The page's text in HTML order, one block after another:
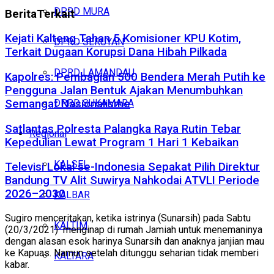
DPRD MURA
DPRD SERUYAN
DPRD LAMANDAU
DPRD SUKAMARA
Regional
KALSEL
KALBAR
KALTIM
KALTARA
BeritaTerkait
Kejati Kalteng Tahan 5 Komisioner KPU Kotim,
Terkait Dugaan Korupsi Dana Hibah Pilkada
Kapolres: Pembagian 500 Bendera Merah Putih ke
Pengguna Jalan Bentuk Ajakan Menumbuhkan
Semangat Nasionalisme
Satlantas Polresta Palangka Raya Rutin Tebar
Kepedulian Lewat Program 1 Hari 1 Kebaikan
Televisi Lokal se-Indonesia Sepakat Pilih Direktur
Bandung TV Alit Suwirya Nahkodai ATVLI Periode
2026–2030
Sugiro menceritakan, ketika istrinya (Sunarsih) pada Sabtu
(20/3/2021) menginap di rumah Jamiah untuk menemaninya
dengan alasan esok harinya Sunarsih dan anaknya janjian mau
ke Kapuas. Namun setelah ditunggu seharian tidak memberi
kabar.